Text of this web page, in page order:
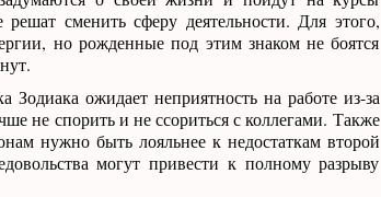
сменить сферу деятельности. Для этого,
но рожденные под этим знаком не боятся
Зодиака ожидает неприятность на работе из-за
не спорить и не ссориться с коллегами. Также
нужно быть лояльнее к недостаткам второй
могут привести к полному разрыву